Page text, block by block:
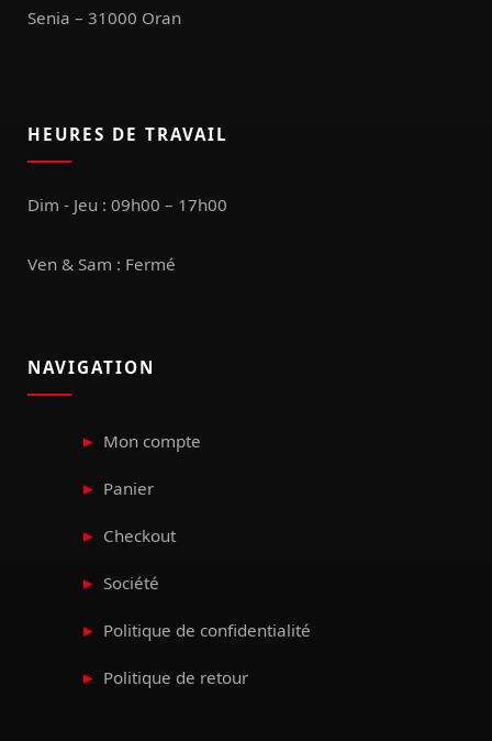
Senia – 31000 Oran
HEURES DE TRAVAIL
Dim - Jeu : 09h00 – 17h00
Ven & Sam : Fermé
NAVIGATION
Mon compte
Panier
Checkout
Société
Politique de confidentialité
Politique de retour